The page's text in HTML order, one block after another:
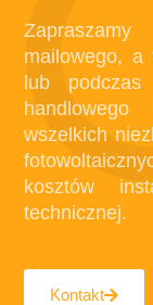
mailowego, a
lub podczas
wszelkich
kosztów
technicznej.
Kontakt